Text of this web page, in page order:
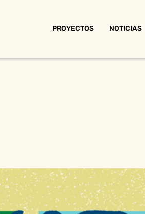
PROYECTOS NOTICIAS